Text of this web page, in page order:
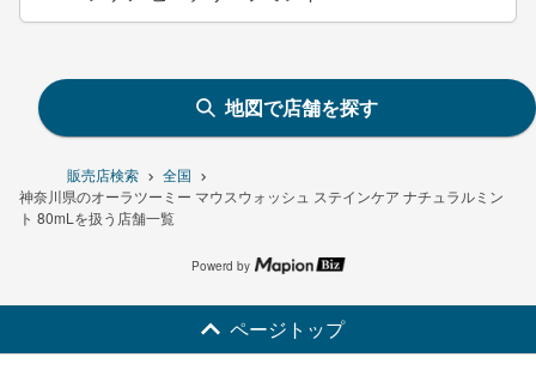
販売店検索
全国
神奈川県のオーラツーミー マウスウォッシュ ステインケア ナチュラルミン
ト 80mLを扱う店舗一覧
地図で店舗を探す
Powerd by
ページトップ